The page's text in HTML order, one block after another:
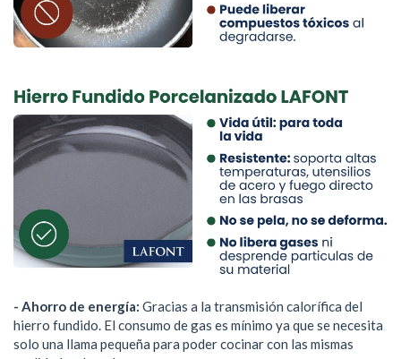
- Ahorro de energía: Gracias a la transmisión calorífica del
hierro fundido. El consumo de gas es mínimo ya que se necesita
solo una llama pequeña para poder cocinar con las mismas